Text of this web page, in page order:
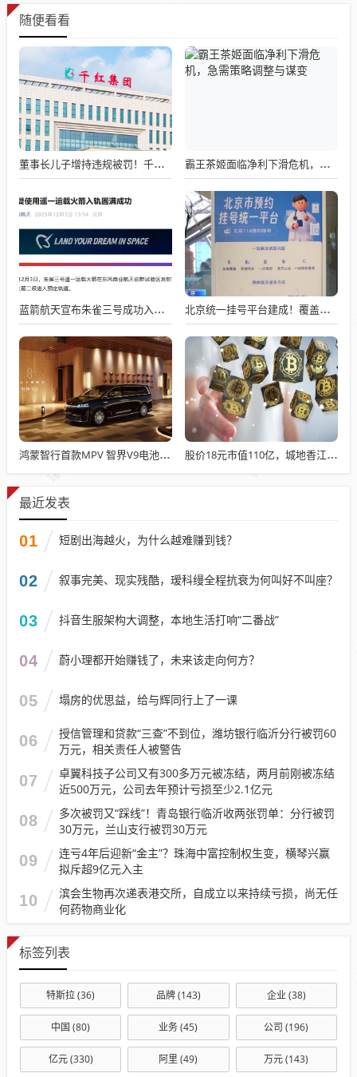
随便看看
董事长儿子增持违规被罚！千红制药市值128亿，半年净赚2.58亿却踩雷信托5年 霸王茶姬面临净利下滑危机，急需策略调整与谋变
蓝箭航天宣布朱雀三号成功入轨，技术突破五大项，深入排查回收失败原因 北京统一挂号平台建成！覆盖近300家二三甲医院号源
鸿蒙智行首款MPV 智界V9电池信息曝光：WLTC最远续航223km 股价18元市值110亿，城地香江却被查出连续7季财报失真
最近发表
01 短剧出海越火，为什么越难赚到钱？
02 叙事完美、现实残酷，瑷科缦全程抗衰为何叫好不叫座？
03 抖音生服架构大调整，本地生活打响“二番战”
04 蔚小理都开始赚钱了，未来该走向何方？
05 塌房的优思益，给与辉同行上了一课
06
授信管理和贷款“三查”不到位，潍坊银行临沂分行被罚60
万元，相关责任人被警告
07
卓翼科技子公司又有300多万元被冻结，两月前刚被冻结
近500万元，公司去年预计亏损至少2.1亿元
08
多次被罚又“踩线”！青岛银行临沂收两张罚单：分行被罚
30万元，兰山支行被罚30万元
09
连亏4年后迎新“金主”？珠海中富控制权生变，横琴兴赢
拟斥超9亿元入主
10
滨会生物再次递表港交所，自成立以来持续亏损，尚无任
何药物商业化
标签列表
特斯拉(36) 品牌(143) 企业(38)
中国 (80) 业务(45) 公司 (196)
亿元(330) 阿里 (49) 万元(143)